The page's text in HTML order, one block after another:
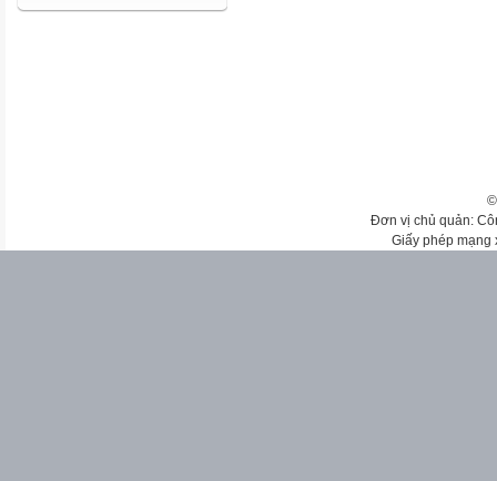
Đơn vị chủ quản:
Giấy phép mạng